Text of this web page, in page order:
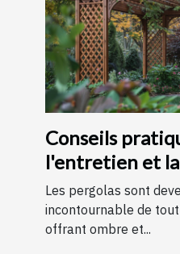
Conseils
l'entretien et
des pergolas
Les pergolas sont
incontournable de
offrant ombre et...